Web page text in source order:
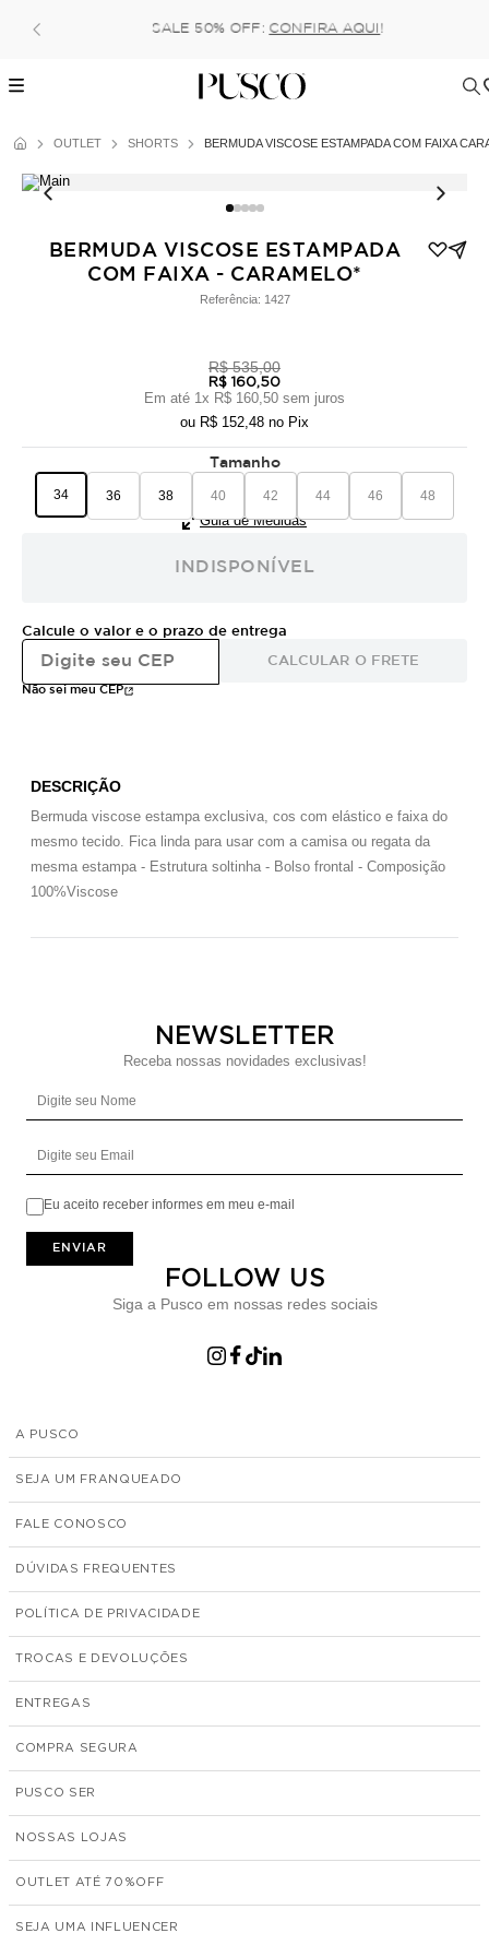
Pague no pix com 5% de desconto, ou parcele
(parcela mínima de 100 reais) sem
OUTLET SHORTS BERMUDA VISCOSE ESTAMPADA COM FAIXA
BERMUDA VISCOSE ESTAMPADA
COM FAIXA - CARAMELO*
Referência: 1427
R$ 535,00
R$ 160,50
Em até 1x R$ 160,50 sem juros
ou R$ 152,48 no Pix
Tamanho
34 36 38 40 42 44 46 48
Guia de Medidas
INDISPONÍVEL
Calcule o valor e o prazo de entrega
CALCULAR O FRETE
Não sei meu CEP
DESCRIÇÃO
Bermuda viscose estampa exclusiva, cos com elástico e faixa do
mesmo tecido. Fica linda para usar com a camisa ou regata da
mesma estampa - Estrutura soltinha - Bolso frontal - Composição
100%Viscose
NEWSLETTER
Receba nossas novidades exclusivas!
Eu aceito receber informes em meu e-mail
ENVIAR
FOLLOW US
Siga a Pusco em nossas redes sociais
A PUSCO
SEJA UM FRANQUEADO
FALE CONOSCO
DÚVIDAS FREQUENTES
POLÍTICA DE PRIVACIDADE
TROCAS E DEVOLUÇÕES
ENTREGAS
COMPRA SEGURA
PUSCO SER
NOSSAS LOJAS
OUTLET ATÉ 70%
SEJA UMA INFLUENCER